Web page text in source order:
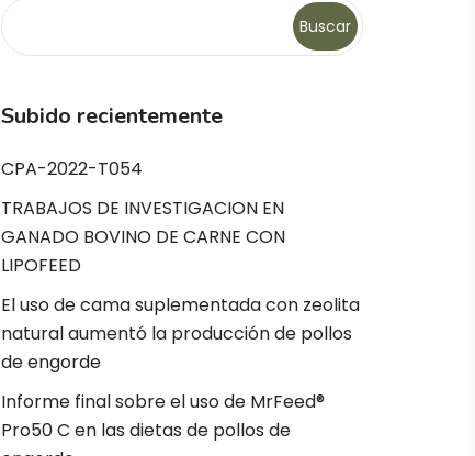
Buscar
Subido recientemente
CPA-2022-T054
TRABAJOS DE INVESTIGACION EN
GANADO BOVINO DE CARNE CON
LIPOFEED
El uso de cama suplementada con zeolita
natural aumentó la producción de pollos
de engorde
Informe final sobre el uso de MrFeed®
Pro50 C en las dietas de pollos de